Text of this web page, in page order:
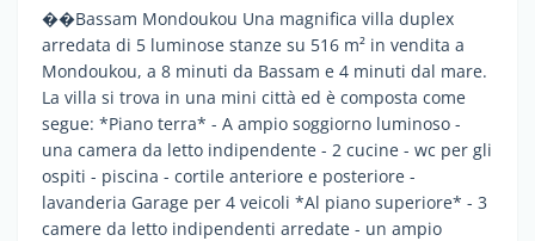
��Bassam Mondoukou Una magnifica villa duplex
arredata di 5 luminose stanze su 516 m² in vendita a
Mondoukou, a 8 minuti da Bassam e 4 minuti dal mare.
La villa si trova in una mini città ed è composta come
segue: *Piano terra* - A ampio soggiorno luminoso -
⁠una camera da letto indipendente - 2 cucine - ⁠wc per gli
ospiti - ⁠piscina - ⁠cortile anteriore e posteriore -
⁠lavanderia Garage per 4 veicoli *Al piano superiore* - 3
camere da letto indipendenti arredate - ⁠un ampio